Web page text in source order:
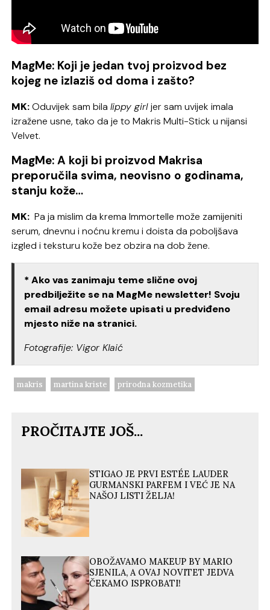
MagMe: Koji je jedan tvoj proizvod bez
kojeg ne izlaziš od doma i zašto?
MK:Oduvijek sam bilalippy girljer sam uvijek imala
izražene usne, tako da je to Makris Multi-Stick u nijansi
Velvet.
MagMe: A koji bi proizvod Makrisa
preporučila svima, neovisno o godinama,
stanju kože…
MK: Pa ja mislim da krema Immortelle može zamijeniti
serum, dnevnu i noćnu kremu i doista da poboljšava
izgled i teksturu kože bez obzira na dob žene.
* Ako vas zanimaju teme slične ovoj
predbilježite se na MagMe newsletter! Svoju
email adresu možete upisati u predviđeno
mjesto niže na stranici.
Fotografije: Vigor Klaić
makris martina kriste prirodna kozmetika
PROČITAJTE JOŠ...
STIGAO JE PRVI ESTÉE LAUDER
GURMANSKI PARFEM I VEĆ JE NA
NAŠOJ LISTI ŽELJA!
OBOŽAVAMO MAKEUP BY MARIO
SJENILA, A OVAJ NOVITET JEDVA
ČEKAMO ISPROBATI!